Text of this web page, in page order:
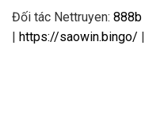
Đối tác Nettruyen: 888b
https://saowin.bingo/